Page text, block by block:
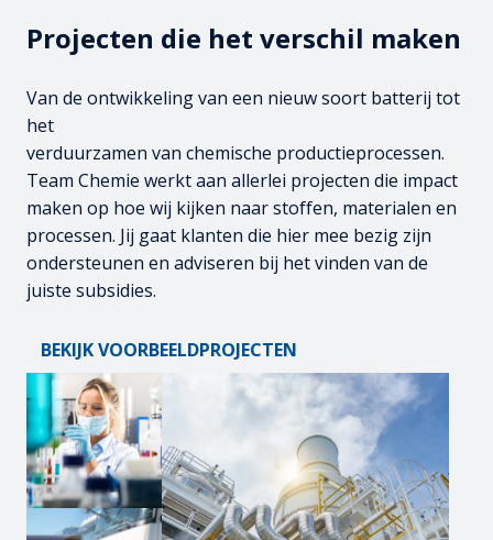
Projecten die het verschil maken
Van de ontwikkeling van een nieuw soort batterij tot
het
verduurzamen van chemische productieprocessen.
Team Chemie werkt aan allerlei projecten die impact
maken op hoe wij kijken naar stoffen, materialen en
processen. Jij gaat klanten die hier mee bezig zijn
ondersteunen en adviseren bij het vinden van de
juiste subsidies.
BEKIJK VOORBEELDPROJECTEN